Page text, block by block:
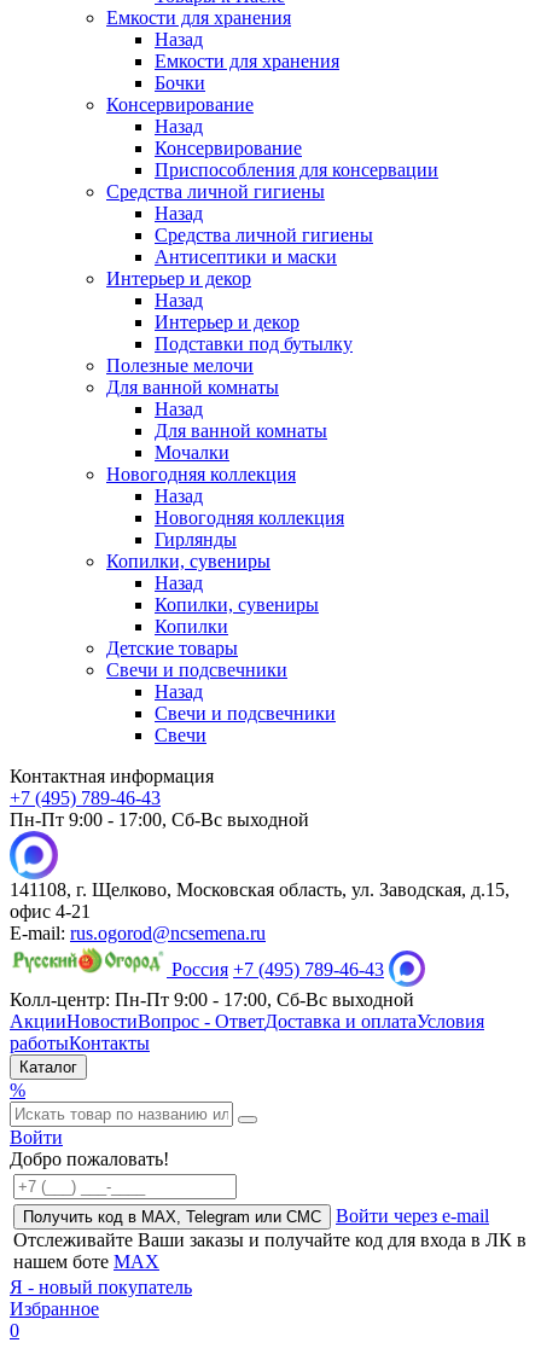
Емкости для хранения
Назад
Емкости для хранения
Бочки
Консервирование
Назад
Консервирование
Приспособления для консервации
Средства личной гигиены
Назад
Средства личной гигиены
Антисептики и маски
Интерьер и декор
Назад
Интерьер и декор
Подставки под бутылку
Полезные мелочи
Для ванной комнаты
Назад
Для ванной комнаты
Мочалки
Новогодняя коллекция
Назад
Новогодняя коллекция
Гирлянды
Копилки, сувениры
Назад
Копилки, сувениры
Копилки
Детские товары
Свечи и подсвечники
Назад
Свечи и подсвечники
Свечи
Контактная информация
+7 (495) 789-46-43
Пн-Пт 9:00 - 17:00, Сб-Вс выходной
141108, г. Щелково, Московская область, ул. Заводская, д.15,
офис 4-21
E-mail: rus.ogorod@ncsemena.ru
Россия +7 (495) 789-46-43
Колл-центр: Пн-Пт 9:00 - 17:00, Сб-Вс выходной
АкцииНовостиВопрос - ОтветДоставка и оплатаУсловия
работыКонтакты
Каталог
%
Войти
Добро пожаловать!
Получить код в MAX, Telegram или СМС
Войти через e-mail
Отслеживайте Ваши заказы и получайте код для входа в ЛК в
нашем боте MAX
Я - новый покупатель
Избранное
0